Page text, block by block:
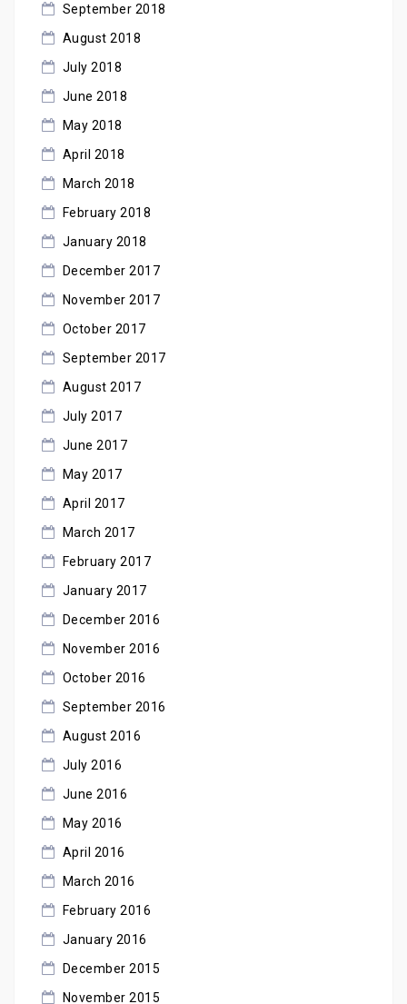
September 2018
August 2018
July 2018
June 2018
May 2018
April 2018
March 2018
February 2018
January 2018
December 2017
November 2017
October 2017
September 2017
August 2017
July 2017
June 2017
May 2017
April 2017
March 2017
February 2017
January 2017
December 2016
November 2016
October 2016
September 2016
August 2016
July 2016
June 2016
May 2016
April 2016
March 2016
February 2016
January 2016
December 2015
November 2015